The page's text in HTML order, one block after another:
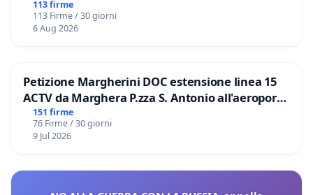
113 firme
113 Firme / 30 giorni
6 Aug 2026
Petizione Margherini DOC estensione linea 15
ACTV da Marghera P.zza S. Antonio all'aeroporto
Marco Polo tariffa a € 1,50
151 firme
76 Firme / 30 giorni
9 Jul 2026